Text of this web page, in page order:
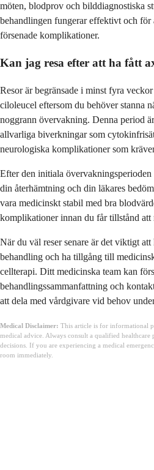
möten, blodprov och bilddiagnostiska
behandlingen fungerar effektivt och för
försenade komplikationer.
Kan jag resa efter att ha fått
Resor är begränsade i minst fyra
ciloleucel eftersom du behöver stanna
noggrann övervakning. Denna period
allvarliga biverkningar som
neurologiska komplikationer som
Efter den initiala övervakningsperioden
din återhämtning och din läkares
vara medicinskt stabil med bra
komplikationer innan du får tillstånd att
När du väl reser senare är det viktigt
behandling och ha tillgång till
cellterapi. Ditt medicinska team kan
behandlingssammanfattning och
att dela med vårdgivare vid behov
Medical Disclaimer: This article is for informational
medical advice. Always consult a qualified
decisions. If you are experiencing a medical
room immediately.